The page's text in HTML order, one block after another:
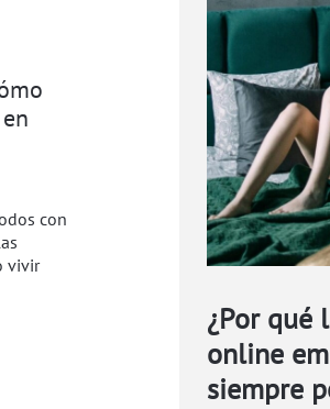
con
vivir
¿Por qué
online
siempre